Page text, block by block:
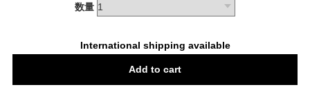
数量
International shipping available
Add to cart